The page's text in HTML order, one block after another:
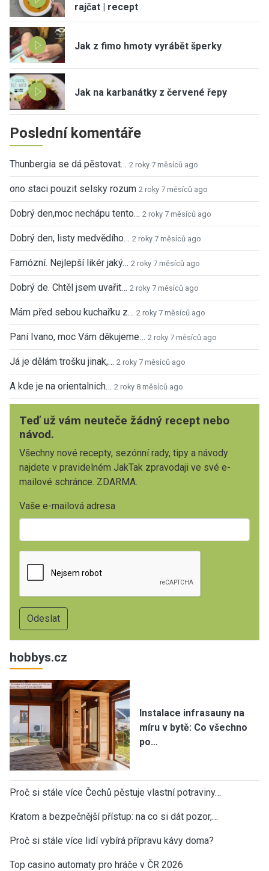
rajčat | recept
Jak z fimo hmoty vyrábět šperky
Jak na karbanátky z červené řepy
Poslední komentáře
Thunbergia se dá pěstovat… 2 roky 7 měsíců ago
ono staci pouzit selsky rozum 2 roky 7 měsíců ago
Dobrý den,moc nechápu tento… 2 roky 7 měsíců ago
Dobrý den, listy medvědího… 2 roky 7 měsíců ago
Famózní. Nejlepší likér jaký… 2 roky 7 měsíců ago
Dobrý de. Chtěl jsem uvařit… 2 roky 7 měsíců ago
Mám před sebou kuchařku z… 2 roky 7 měsíců ago
Paní Ivano, moc Vám děkujeme… 2 roky 7 měsíců ago
Já je dělám trošku jinak,… 2 roky 7 měsíců ago
A kde je na orientalnich… 2 roky 8 měsíců ago
Teď už vám neuteče žádný recept nebo
návod.
Všechny nové recepty, sezónní rady, tipy a návody
najdete v pravidelném JakTak zpravodaji ve své e-
mailové schránce. ZDARMA.
Vaše e-mailová adresa
hobbys.cz
Instalace infrasauny na
míru v bytě: Co všechno
po…
Proč si stále více Čechů pěstuje vlastní potraviny…
Kratom a bezpečnější přístup: na co si dát pozor,…
Proč si stále více lidí vybírá přípravu kávy doma?
Top casino automaty pro hráče v ČR 2026